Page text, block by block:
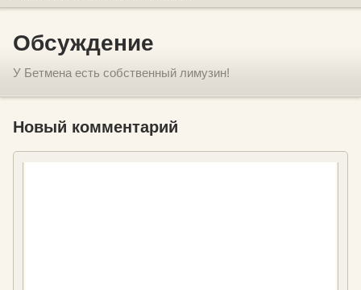
Обсуждение
У Бетмена есть собственный лимузин!
Новый комментарий